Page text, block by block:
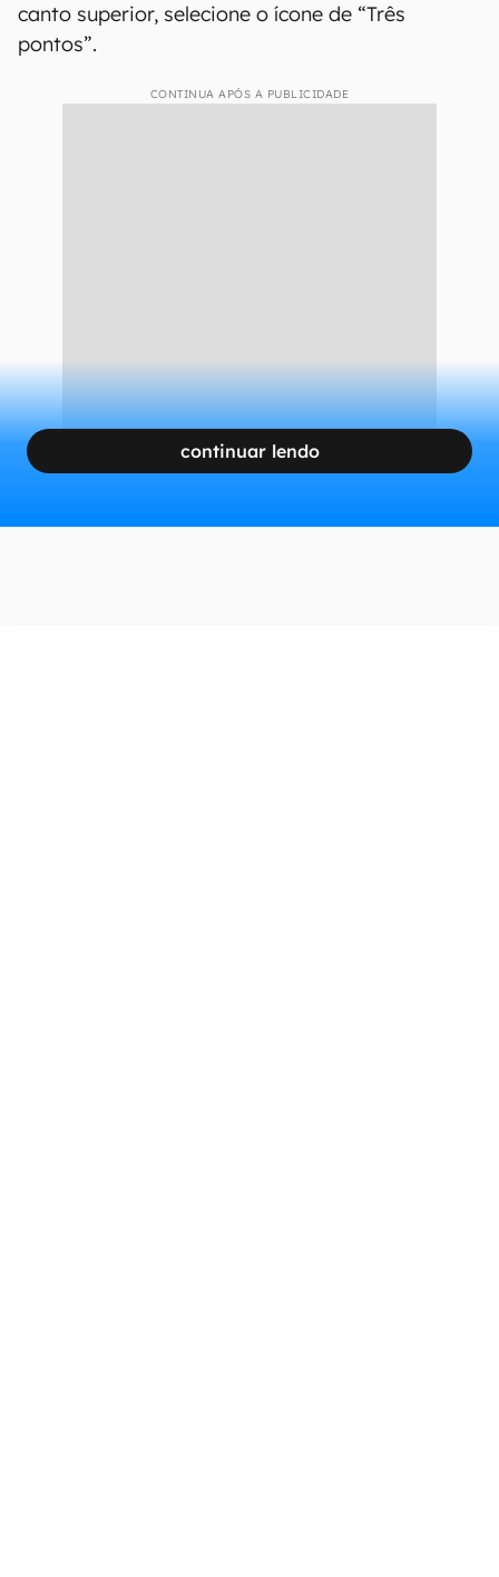
canto superior, selecione o ícone de “Três
pontos”.
CONTINUA APÓS A PUBLICIDADE
continuar lendo